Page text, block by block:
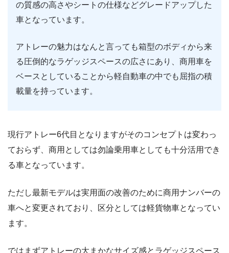
の質感の高さやシートの仕様などグレードアップした
車となっています。
アトレーの魅力はなんと言っても箱型のボディから来
る圧倒的なラゲッジスペースの広さにあり、商用車を
ベースとしていることから軽自動車の中でも屈指の積
載量を持っています。
現行アトレー6代目となりますがそのコンセプトは変わっ
ておらず、商用としては勿論乗用車としても十分活用でき
る車となっています。
ただし最新モデルは実用面の改善のために商用ナンバーの
車へと変更されており、区分としては軽貨物車となってい
ます。
ではまずアトレーの大まかなサイズ感とラゲッジスペース